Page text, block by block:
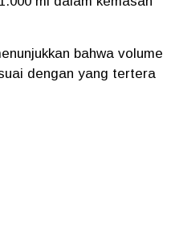
bahwa volume
dengan yang tertera